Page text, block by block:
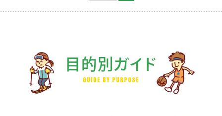
目的別ガイド
GUIDE BY PURPOSE